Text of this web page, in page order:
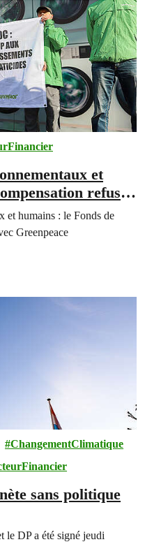
et
refuse
et humains : le Fonds de
Greenpeace
ChangementClimatique
sans politique
le DP a été signé jeudi